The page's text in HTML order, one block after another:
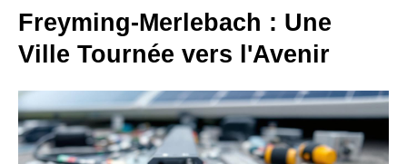
Freyming-Merlebach : Une
Ville Tournée vers l'Avenir